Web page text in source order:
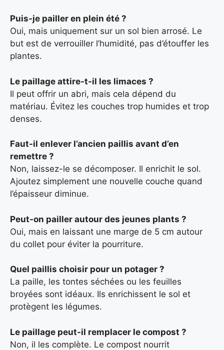
Puis-je pailler en plein été ?
Oui, mais uniquement sur un sol bien arrosé. Le
but est de verrouiller l’humidité, pas d’étouffer les
plantes.
Le paillage attire-t-il les limaces ?
Il peut offrir un abri, mais cela dépend du
matériau. Évitez les couches trop humides et trop
denses.
Faut-il enlever l’ancien paillis avant d’en
remettre ?
Non, laissez-le se décomposer. Il enrichit le sol.
Ajoutez simplement une nouvelle couche quand
l’épaisseur diminue.
Peut-on pailler autour des jeunes plants ?
Oui, mais en laissant une marge de 5 cm autour
du collet pour éviter la pourriture.
Quel paillis choisir pour un potager ?
La paille, les tontes séchées ou les feuilles
broyées sont idéaux. Ils enrichissent le sol et
protègent les légumes.
Le paillage peut-il remplacer le compost ?
Non, il les complète. Le compost nourrit